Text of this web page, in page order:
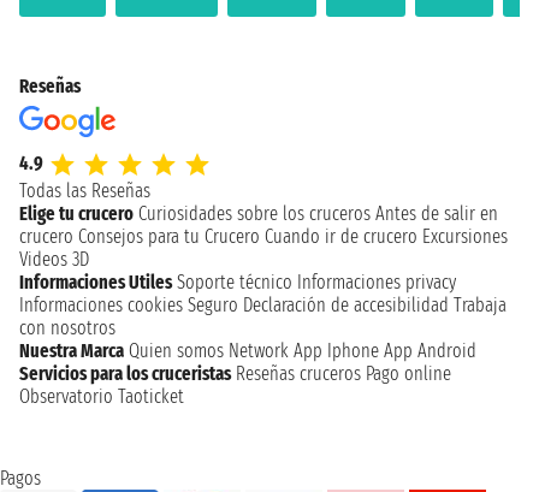
Reseñas
4.9
Todas las Reseñas
Elige tu crucero Curiosidades sobre los cruceros Antes de salir en
crucero Consejos para tu Crucero Cuando ir de crucero Excursiones
Videos 3D
Informaciones Utiles Soporte técnico Informaciones privacy
Informaciones cookies Seguro Declaración de accesibilidad Trabaja
con nosotros
Nuestra Marca Quien somos Network App Iphone App Android
Servicios para los cruceristas Reseñas cruceros Pago online
Observatorio Taoticket
Pagos